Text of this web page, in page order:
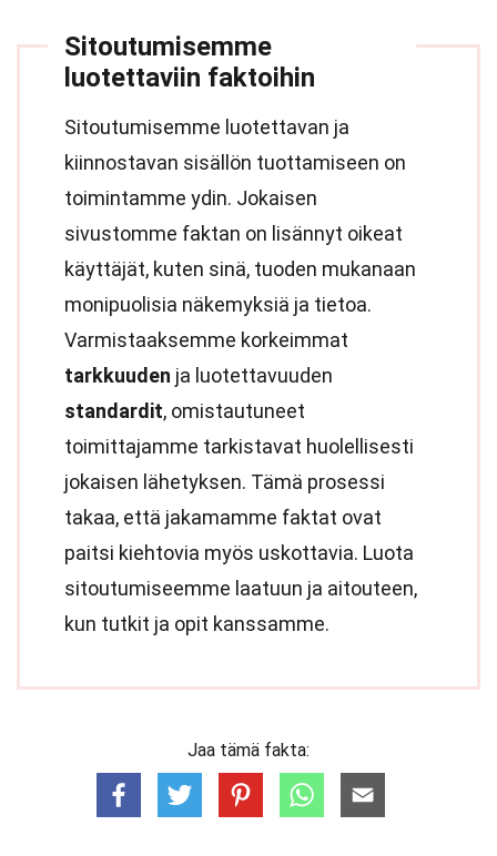
Sitoutumisemme
luotettaviin faktoihin
Sitoutumisemme luotettavan ja
kiinnostavan sisällön tuottamiseen on
toimintamme ydin. Jokaisen
sivustomme faktan on lisännyt oikeat
käyttäjät, kuten sinä, tuoden mukanaan
monipuolisia näkemyksiä ja tietoa.
Varmistaaksemme korkeimmat
tarkkuuden ja luotettavuuden
standardit, omistautuneet
toimittajamme tarkistavat huolellisesti
jokaisen lähetyksen. Tämä prosessi
takaa, että jakamamme faktat ovat
paitsi kiehtovia myös uskottavia. Luota
sitoutumiseemme laatuun ja aitouteen,
kun tutkit ja opit kanssamme.
Jaa tämä fakta: